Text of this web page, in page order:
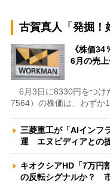
古賀真人「発掘！
《株価
6月の売
6月3日に8330円をつけ
7564）の株価は、わず
三菱重工が「AIインフ
運 エヌビディアとの
キオクシアHD「7万円
の反転シグナルか？